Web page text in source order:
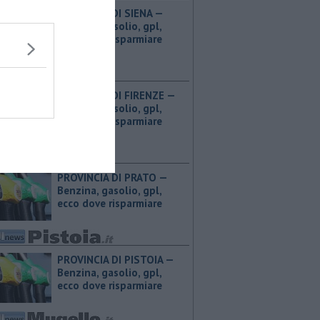
PROVINCIA DI SIENA — ​
Benzina, gasolio, gpl,
ecco dove risparmiare
PROVINCIA DI FIRENZE — ​
Benzina, gasolio, gpl,
ecco dove risparmiare
PROVINCIA DI PRATO — ​
Benzina, gasolio, gpl,
ecco dove risparmiare
PROVINCIA DI PISTOIA — ​
Benzina, gasolio, gpl,
ecco dove risparmiare